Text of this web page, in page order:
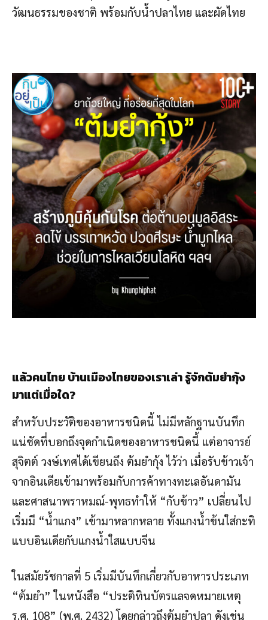
วัฒนธรรมของชาติ พร้อมกับน้ำปลาไทย และผัดไทย
แล้วคนไทย บ้านเมืองไทยของเราเล่า รู้จักต้มยำกุ้ง
มาแต่เมื่อใด?
สำหรับประวัติของอาหารชนิดนี้ ไม่มีหลักฐานบันทึก
แน่ชัดที่บอกถึงจุดกำเนิดของอาหารชนิดนี้ แต่อาจารย์
สุจิตต์ วงษ์เทศได้เขียนถึง ต้มยำกุ้ง ไว้ว่า เมื่อรับข้าวเจ้า
จากอินเดียเข้ามาพร้อมกับการค้าทางทะเลอันดามัน
และศาสนาพราหมณ์-พุทธทำให้ “กับข้าว” เปลี่ยนไป
เริ่มมี “น้ำแกง” เข้ามาหลากหลาย ทั้งแกงน้ำข้นใส่กะทิ
แบบอินเดียกับแกงน้ำใสแบบจีน
ในสมัยรัชกาลที่ 5 เริ่มมีบันทึกเกี่ยวกับอาหารประเภท
“ต้มยำ” ในหนังสือ “ประติทินบัตรแลจดหมายเหตุ
ร.ศ. 108” (พ.ศ. 2432) โดยกล่าวถึงต้มยำปลา ดังเช่น